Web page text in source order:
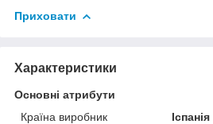
Приховати
Характеристики
Основні атрибути
Країна виробник
Іспанія